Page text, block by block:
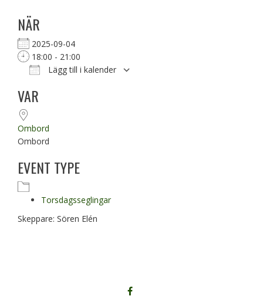
NÄR
2025-09-04
18:00 - 21:00
Lägg till i kalender
VAR
Ombord
Ombord
EVENT TYPE
Torsdagsseglingar
Skeppare: Sören Elén
FÖLJ